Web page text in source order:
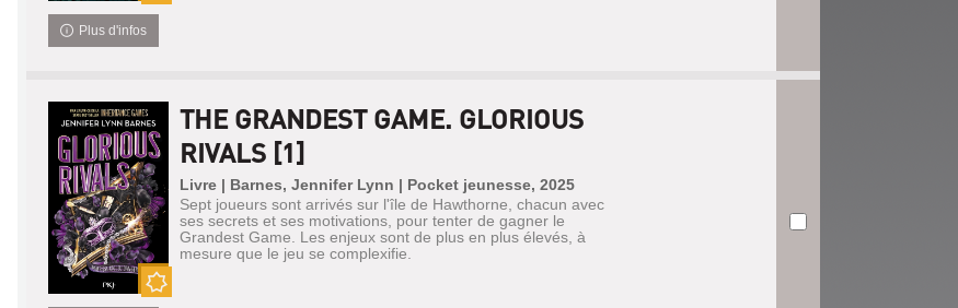
Nouveauté
Plus d'infos
Nouveauté
THE GRANDEST GAME. GLORIOUS
RIVALS [1]
Livre | Barnes, Jennifer Lynn | Pocket jeunesse, 2025
Sept joueurs sont arrivés sur l'île de Hawthorne, chacun avec
ses secrets et ses motivations, pour tenter de gagner le
Grandest Game. Les enjeux sont de plus en plus élevés, à
mesure que le jeu se complexifie.